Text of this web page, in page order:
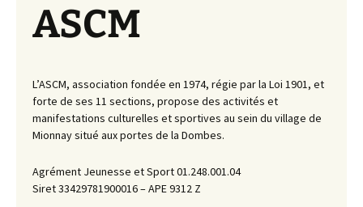
ASCM
L’ASCM, association fondée en 1974, régie par la Loi 1901, et
forte de ses 11 sections, propose des activités et
manifestations culturelles et sportives au sein du village de
Mionnay situé aux portes de la Dombes.
Agrément Jeunesse et Sport 01.248.001.04
Siret 33429781900016 – APE 9312 Z